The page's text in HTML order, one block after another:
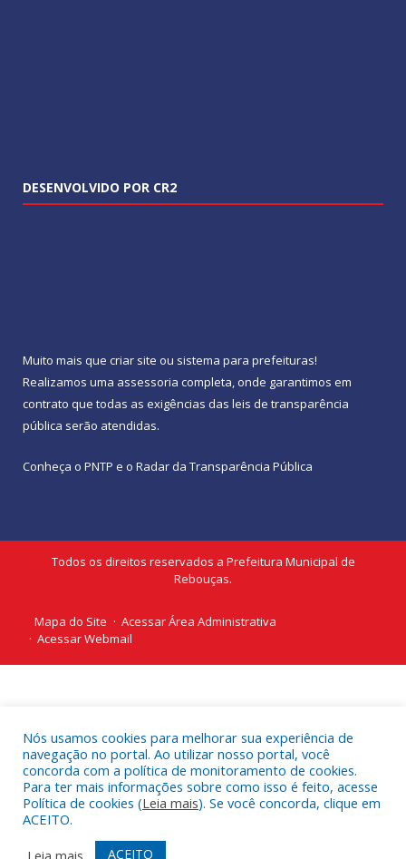
DESENVOLVIDO POR CR2
Muito mais que criar site ou sistema para prefeituras!
Realizamos uma assessoria completa, onde garantimos em
contrato que todas as exigências das leis de transparência
pública serão atendidas.
Conheça o PNTP e o Radar da Transparência Pública
Todos os direitos reservados a Prefeitura Municipal de
Rebouças.
Mapa do Site
Acessar Área Administrativa
Acessar Webmail
Nós usamos cookies para melhorar sua experiência de
navegação no portal. Ao utilizar nosso portal, você
concorda com a política de monitoramento de cookies.
Para ter mais informações sobre como isso é feito, acesse
Política de cookies (Leia mais). Se você concorda, clique em
ACEITO.
Leia mais
ACEITO